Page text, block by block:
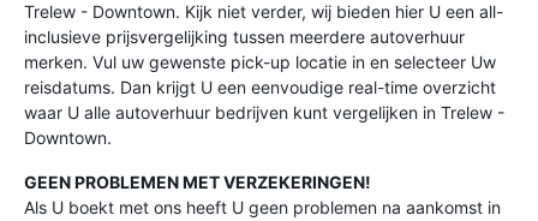
Trelew - Downtown. Kijk niet verder, wij bieden hier U een all-
inclusieve prijsvergelijking tussen meerdere autoverhuur
merken. Vul uw gewenste pick-up locatie in en selecteer Uw
reisdatums. Dan krijgt U een eenvoudige real-time overzicht
waar U alle autoverhuur bedrijven kunt vergelijken in Trelew -
Downtown.
GEEN PROBLEMEN MET VERZEKERINGEN!
Als U boekt met ons heeft U geen problemen na aankomst in